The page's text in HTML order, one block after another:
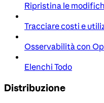
Ripristina le
Tracciare costi e
Osservabilità con
Elenchi Todo
Distribuzione